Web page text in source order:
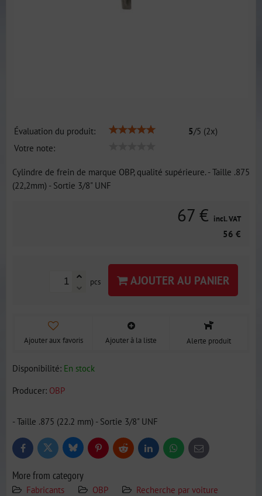
Évaluation du produit: 5/5 (2x)
Votre note:
Cylindre de frein de marque OBP, qualité supérieure. - Taille .875
(22,2mm) - Sortie 3/8" UNF
67 € incl. VAT
56 €
pcs AJOUTER AU PANIER
Ajouter aux favoris Ajouter à la liste Alerte produit
Disponibilité: En stock
Producer: OBP
- Taille .875 (22.2 mm) - Sortie 3/8" UNF
FacebookTwitter BlueskyPinterestReddit LinkedInWhatsApp
E-
mail
More from category
Fabricants OBP
Recherche par voiture